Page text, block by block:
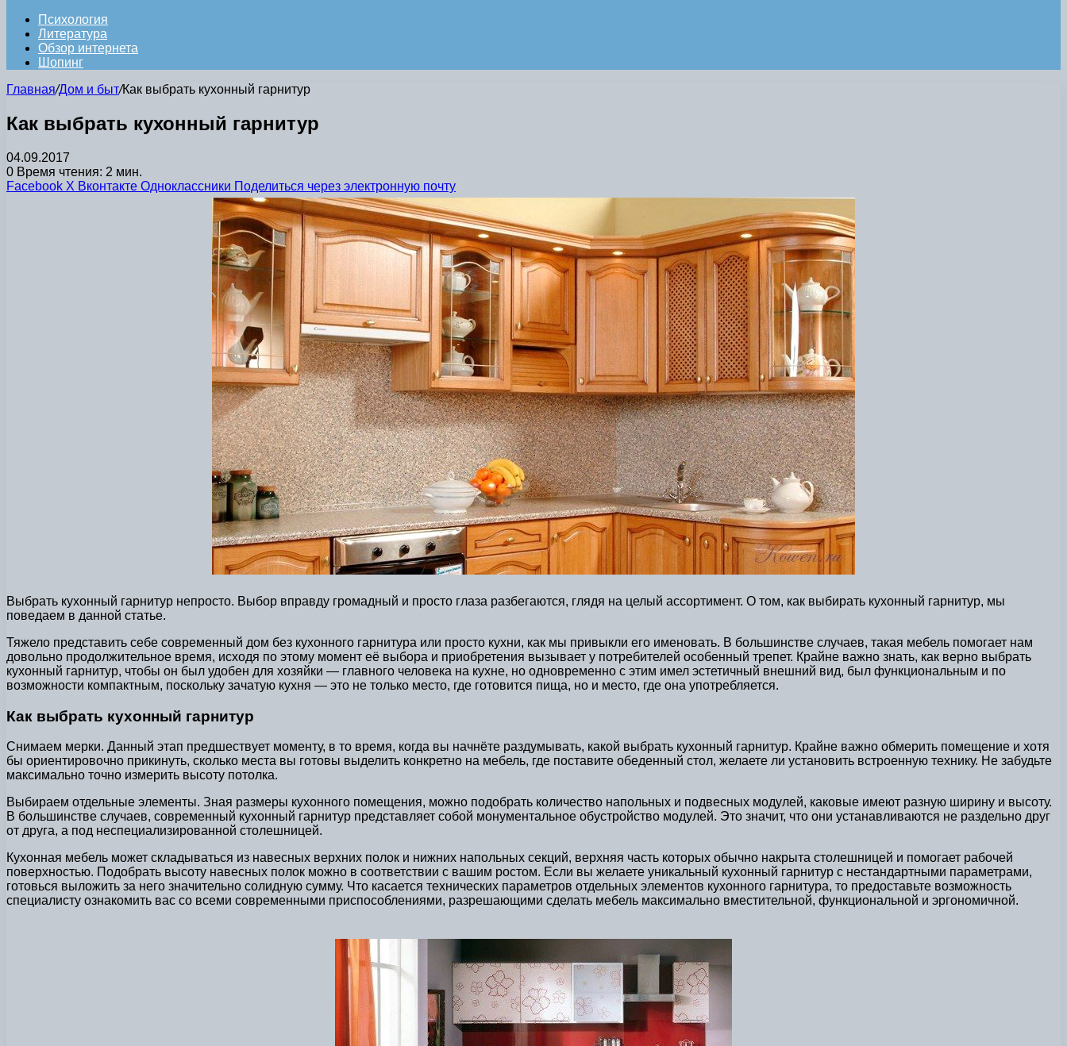
Психология
Литература
Обзор интернета
Шопинг
Главная/Дом и быт/Как выбрать кухонный гарнитур
Как выбрать кухонный гарнитур
04.09.2017
0 Время чтения: 2 мин.
Facebook X Вконтакте Одноклассники Поделиться через электронную почту
Выбрать кухонный гарнитур непросто. Выбор вправду громадный и просто глаза разбегаются, глядя на целый ассортимент. О том, как выбирать кухонный гарнитур, мы
поведаем в данной статье.
Тяжело представить себе современный дом без кухонного гарнитура или просто кухни, как мы привыкли его именовать. В большинстве случаев, такая мебель помогает нам
довольно продолжительное время, исходя по этому момент её выбора и приобретения вызывает у потребителей особенный трепет. Крайне важно знать, как верно выбрать
кухонный гарнитур, чтобы он был удобен для хозяйки — главного человека на кухне, но одновременно с этим имел эстетичный внешний вид, был функциональным и по
возможности компактным, поскольку зачатую кухня — это не только место, где готовится пища, но и место, где она употребляется.
Как выбрать кухонный гарнитур
Снимаем мерки. Данный этап предшествует моменту, в то время, когда вы начнёте раздумывать, какой выбрать кухонный гарнитур. Крайне важно обмерить помещение и хотя
бы ориентировочно прикинуть, сколько места вы готовы выделить конкретно на мебель, где поставите обеденный стол, желаете ли установить встроенную технику. Не забудьте
максимально точно измерить высоту потолка.
Выбираем отдельные элементы. Зная размеры кухонного помещения, можно подобрать количество напольных и подвесных модулей, каковые имеют разную ширину и высоту.
В большинстве случаев, современный кухонный гарнитур представляет собой монументальное обустройство модулей. Это значит, что они устанавливаются не раздельно друг
от друга, а под неспециализированной столешницей.
Кухонная мебель может складываться из навесных верхних полок и нижних напольных секций, верхняя часть которых обычно накрыта столешницей и помогает рабочей
поверхностью. Подобрать высоту навесных полок можно в соответствии с вашим ростом. Если вы желаете уникальный кухонный гарнитур с нестандартными параметрами,
готовься выложить за него значительно солидную сумму. Что касается технических параметров отдельных элементов кухонного гарнитура, то предоставьте возможность
специалисту ознакомить вас со всеми современными приспособлениями, разрешающими сделать мебель максимально вместительной, функциональной и эргономичной.